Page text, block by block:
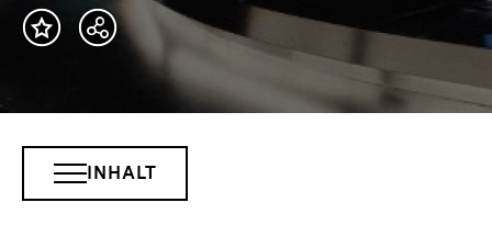
Teilen
Optionen
anzeigen
INHALTSNAVIGATION
ÖFFNEN
INHALT